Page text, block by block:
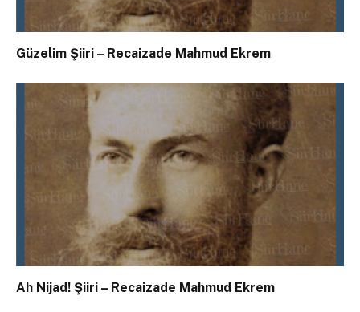
Güzelim Şiiri – Recaizade Mahmud Ekrem
Ah Nijad! Şiiri – Recaizade Mahmud Ekrem